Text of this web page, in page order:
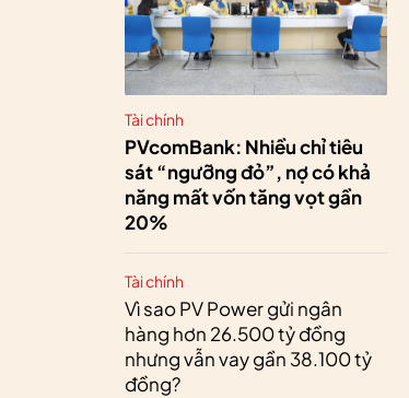
Tài chính
PVcomBank: Nhiều chỉ tiêu
sát “ngưỡng đỏ”, nợ có khả
năng mất vốn tăng vọt gần
20%
Tài chính
Vì sao PV Power gửi ngân
hàng hơn 26.500 tỷ đồng
nhưng vẫn vay gần 38.100 tỷ
đồng?